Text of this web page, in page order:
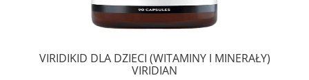
VIRIDIKID DLA DZIECI (WITAMINY I MINERAŁY)
VIRIDIAN